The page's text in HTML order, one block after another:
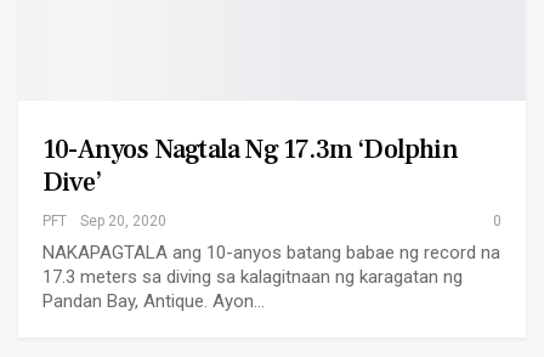
10-Anyos Nagtala Ng 17.3m ‘dolphin
Dive’
PFT Sep 20, 2020 0
NAKAPAGTALA ang 10-anyos batang babae ng record na
17.3 meters sa diving sa kalagitnaan ng karagatan ng
Pandan Bay, Antique. Ayon…